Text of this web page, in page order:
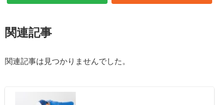
関連記事
関連記事は見つかりませんでした。